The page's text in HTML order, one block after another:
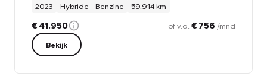
2023
Hybride - Benzine 59.914 km
€ 41.950 of v.a. € 756 /mnd
Bekijk